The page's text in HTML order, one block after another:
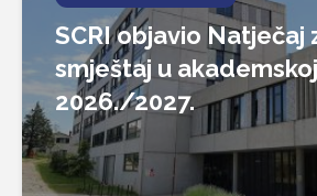
SCRI objavio Natječaj
smještaj u
2026./2027.